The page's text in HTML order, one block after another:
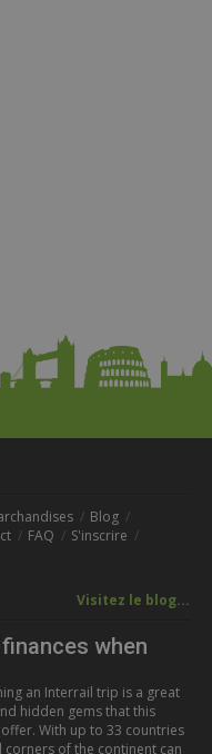
Blog
FAQ
S'inscrire
Visitez le blog...
when
an Interrail trip is a great
hidden gems that this
With up to 33 countries
of the continent can